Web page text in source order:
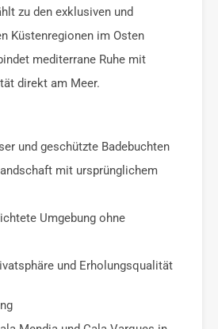
zu den exklusiven und
Küstenregionen im Osten
mediterrane Ruhe mit
direkt am Meer.
und geschützte Badebuchten
mit ursprünglichem
Umgebung ohne
und Erholungsqualität